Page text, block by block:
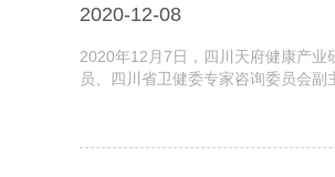
2020-12-08
2020年12月7日，四川天府健康产
员、四川省卫健委专家咨询委员会